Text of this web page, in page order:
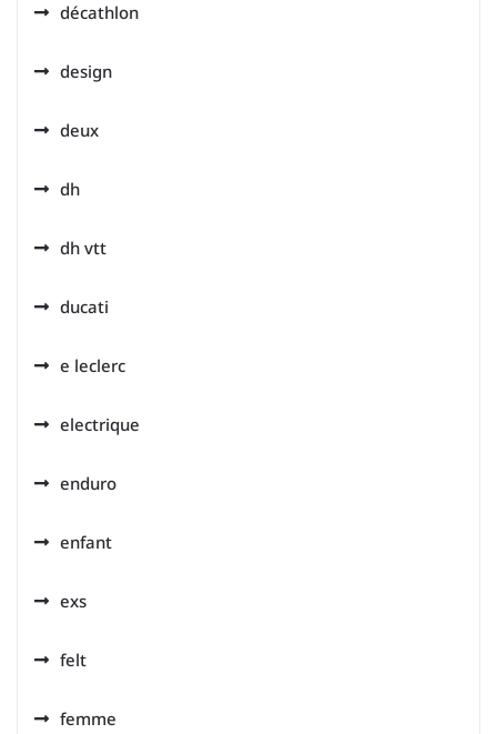
décathlon
design
deux
dh
dh vtt
ducati
e leclerc
electrique
enduro
enfant
exs
felt
femme